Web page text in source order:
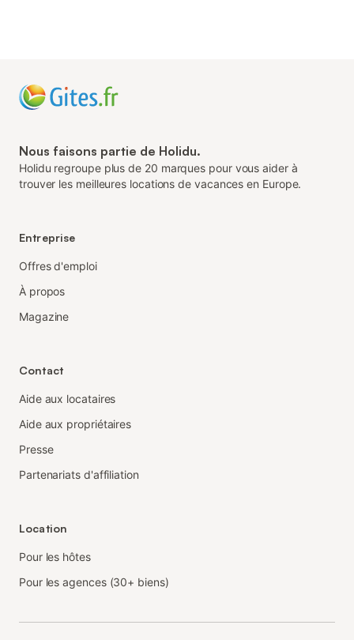
Nous faisons partie de Holidu.
Holidu regroupe plus de 20 marques pour vous aider à
trouver les meilleures locations de vacances en Europe.
Entreprise
Offres d'emploi
À propos
Magazine
Contact
Aide aux locataires
Aide aux propriétaires
Presse
Partenariats d'affiliation
Location
Pour les hôtes
Pour les agences (30+ biens)